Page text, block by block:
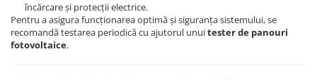
încărcare și protecții electrice.
Pentru a asigura funcționarea optimă și siguranța sistemului, se
recomandă testarea periodică cu ajutorul unuitester de panouri
fotovoltaice.